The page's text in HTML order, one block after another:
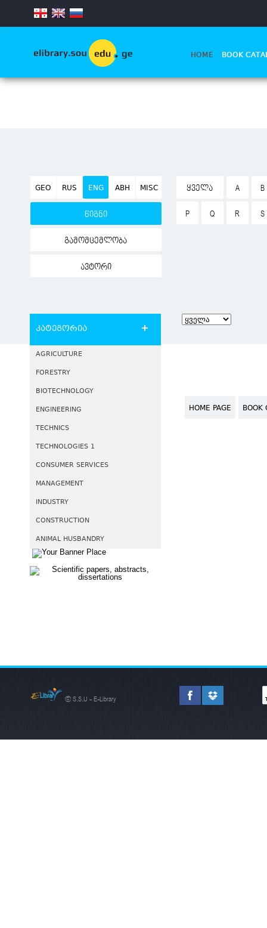
.
HOME BOOK
GEO RUS ENG ABH MISC
წიგნი
გამომცემლობა
ავტორი
ᲧᲕᲔᲚᲐ A B
P Q R S
კატეგორია
AGRICULTURE
FORESTRY
BIOTECHNOLOGY
ENGINEERING
TECHNICS
TECHNOLOGIES 1
CONSUMER SERVICES
MANAGEMENT
INDUSTRY
CONSTRUCTION
ANIMAL HUSBANDRY
HOME PAGE BOOK
© S.S.U - E-Library